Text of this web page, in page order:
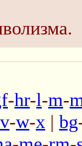
-hr-l-m-
-w-x | bg